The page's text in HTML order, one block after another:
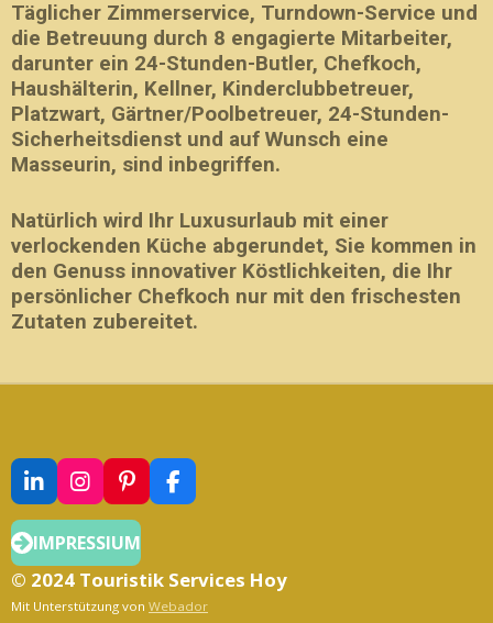
Täglicher Zimmerservice, Turndown-Service und
die Betreuung durch 8 engagierte Mitarbeiter,
darunter ein 24-Stunden-Butler, Chefkoch,
Haushälterin, Kellner, Kinderclubbetreuer,
Platzwart, Gärtner/Poolbetreuer, 24-Stunden-
Sicherheitsdienst und auf Wunsch eine
Masseurin, sind inbegriffen.
Natürlich wird Ihr Luxusurlaub mit einer
verlockenden Küche abgerundet, Sie kommen in
den Genuss innovativer Köstlichkeiten, die Ihr
persönlicher Chefkoch nur mit den frischesten
Zutaten zubereitet.
L
I
N
K
E
D
I
I
N
S
T
A
G
R
P
I
N
T
E
R
E
F
A
B
O
O
IMPRESSIUM
© 2024 Touristik Services Hoy
Mit Unterstützung von Webador